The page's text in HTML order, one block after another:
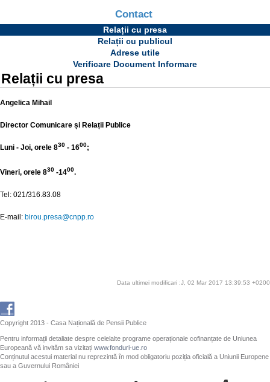
Contact
Relații cu presa
Relații cu publicul
Adrese utile
Verificare Document Informare
Relații cu presa
Angelica Mihail
Director Comunicare și Relații Publice
Luni - Joi, orele 830 - 1600;
Vineri, orele 830 -1400.
Tel: 021/316.83.08
E-mail: birou.presa@cnpp.ro
Data ultimei modificari :J, 02 Mar 2017 13:39:53 +0200
Copyright 2013 - Casa Națională de Pensii Publice
Pentru informații detaliate despre celelalte programe operaționale cofinanțate de Uniunea
Europeană vă invităm sa vizitați www.fonduri-ue.ro
Conținutul acestui material nu reprezintă în mod obligatoriu poziția oficială a Uniunii Europene
sau a Guvernului României